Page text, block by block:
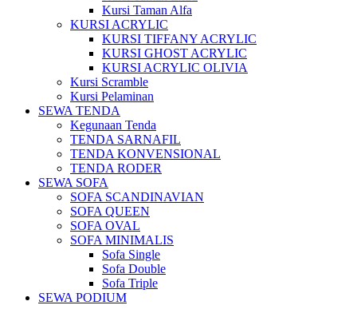
Kursi Taman Alfa
KURSI ACRYLIC
KURSI TIFFANY ACRYLIC
KURSI GHOST ACRYLIC
KURSI ACRYLIC OLIVIA
Kursi Scramble
Kursi Pelaminan
SEWA TENDA
Kegunaan Tenda
TENDA SARNAFIL
TENDA KONVENSIONAL
TENDA RODER
SEWA SOFA
SOFA SCANDINAVIAN
SOFA QUEEN
SOFA OVAL
SOFA MINIMALIS
Sofa Single
Sofa Double
Sofa Triple
SEWA PODIUM